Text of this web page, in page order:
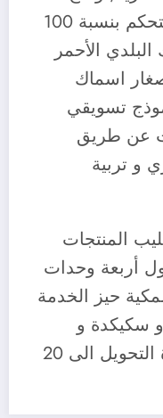
السيد صلواتشي أن قطاعه يتحكم بنسبة 100
الأحمر
اسماك
تسويقي
عن طريق
و تربية
المنتجات
أربعة وحدات
حيز الخدمة
سكيكدة و
الجزائر و سطيف لتصل قدرة التحويل الى 20